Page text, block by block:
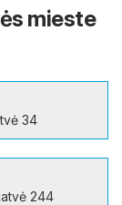
mieste
34
244